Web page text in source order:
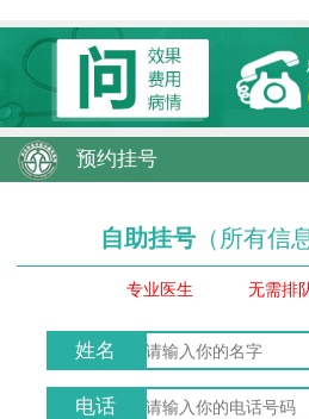
预约挂号
自助挂号 （所有信
专业医生 无需排
姓名
电话